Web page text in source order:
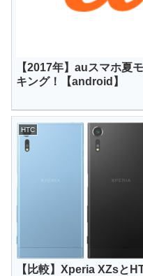
【2017年】auスマホ夏
キング！【android】
HTC
【比較】Xperia XZsと